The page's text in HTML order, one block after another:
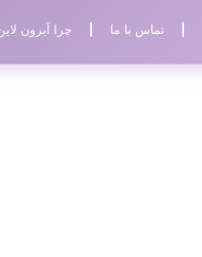
تماس با ما چرا آیرون